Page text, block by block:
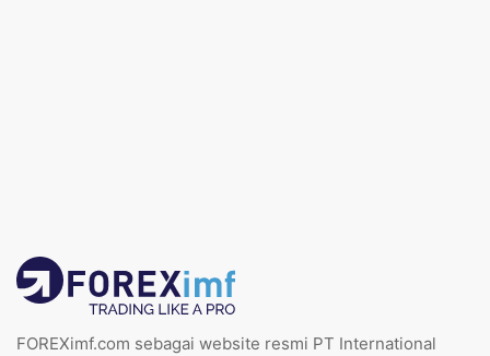
FOREXimf.com sebagai website resmi PT International